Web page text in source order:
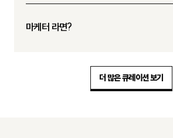
마케터 라면?
더 많은 큐레이션 보기